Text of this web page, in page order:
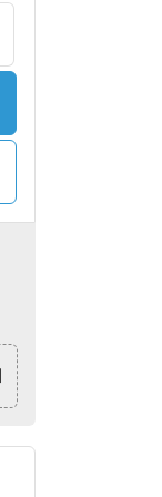
UMA